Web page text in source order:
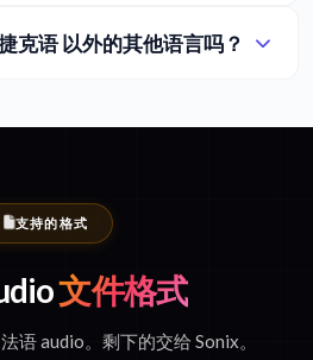
克语 以外的其他语言吗？
支持的格式
文件格式
语 audio。剩下的交给 Sonix。